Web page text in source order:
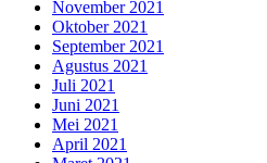
November 2021
Oktober 2021
September 2021
Agustus 2021
Juli 2021
Juni 2021
Mei 2021
April 2021